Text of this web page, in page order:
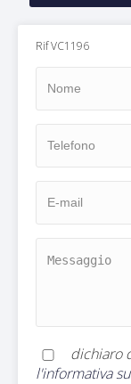
Rif VC1196
dichiaro
l'informativa